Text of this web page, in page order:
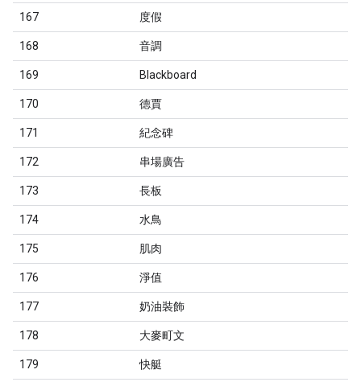
167 度假
168 音調
169 Blackboard
170 德賈
171 紀念碑
172 串場廣告
173 長板
174 水鳥
175 肌肉
176 淨值
177 奶油裝飾
178 大麥町文
179 快艇